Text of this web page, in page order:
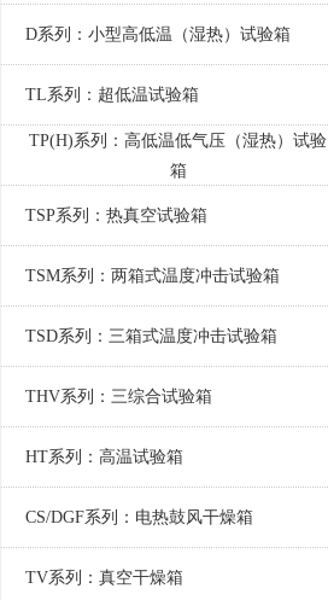
D系列：小型高低温（湿热）试验箱
TL系列：超低温试验箱
TP(H)系列：高低温低气压（湿热）试验
箱
TSP系列：热真空试验箱
TSM系列：两箱式温度冲击试验箱
TSD系列：三箱式温度冲击试验箱
THV系列：三综合试验箱
HT系列：高温试验箱
CS/DGF系列：电热鼓风干燥箱
TV系列：真空干燥箱